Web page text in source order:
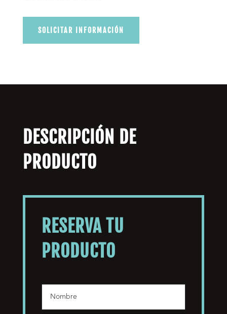
SOLICITAR INFORMACIÓN
DESCRIPCIÓN DE
PRODUCTO
RESERVA TU
PRODUCTO